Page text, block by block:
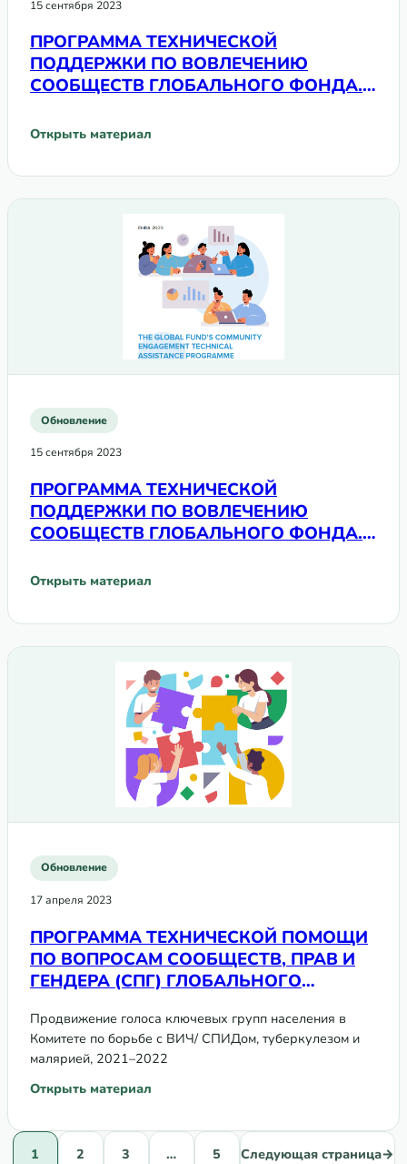
15 сентября 2023
ПРОГРАММА ТЕХНИЧЕСКОЙ
ПОДДЕРЖКИ ПО ВОВЛЕЧЕНИЮ
СООБЩЕСТВ ГЛОБАЛЬНОГО ФОНДА.
Открыть материал
: ПРОГРАММА ТЕХНИЧЕСКОЙ ПОДДЕРЖКИ ПО
Обновление
15 сентября 2023
ПРОГРАММА ТЕХНИЧЕСКОЙ
ПОДДЕРЖКИ ПО ВОВЛЕЧЕНИЮ
СООБЩЕСТВ ГЛОБАЛЬНОГО ФОНДА.
Открыть материал
: ПРОГРАММА ТЕХНИЧЕСКОЙ ПОДДЕРЖКИ ПО
Обновление
17 апреля 2023
ПРОГРАММА ТЕХНИЧЕСКОЙ ПОМОЩИ
ПО ВОПРОСАМ СООБЩЕСТВ, ПРАВ И
ГЕНДЕРА (СПГ) ГЛОБАЛЬНОГО
Республики
Продвижение голоса ключевых групп населения в
Комитете по борьбе с ВИЧ/ СПИДом, туберкулезом и
малярией, 2021–2022
Открыть материал
: ПРОГРАММА ТЕХНИЧЕСКОЙ ПОМОЩИ ПО ВОПРОСАМ
1 2 3 … 5 Следующая страница→